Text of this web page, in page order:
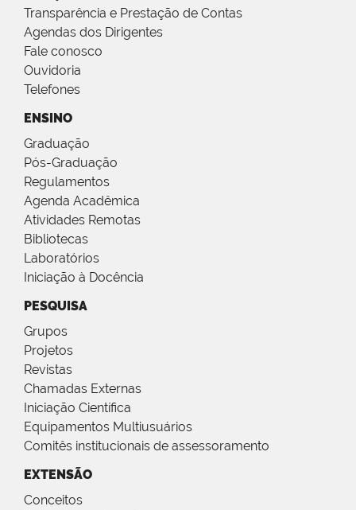
Transparência e Prestação de Contas
Agendas dos Dirigentes
Fale conosco
Ouvidoria
Telefones
ENSINO
Graduação
Pós-Graduação
Regulamentos
Agenda Acadêmica
Atividades Remotas
Bibliotecas
Laboratórios
Iniciação à Docência
PESQUISA
Grupos
Projetos
Revistas
Chamadas Externas
Iniciação Científica
Equipamentos Multiusuários
Comitês institucionais de assessoramento
EXTENSÃO
Conceitos